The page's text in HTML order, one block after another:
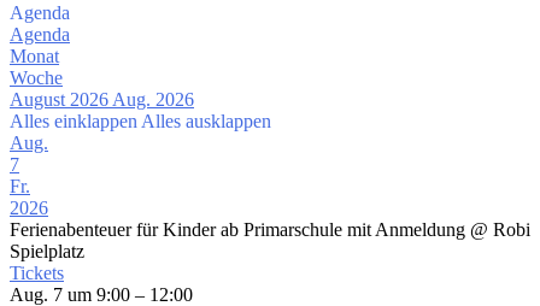
Agenda
Agenda
Monat
Woche
August 2026 Aug. 2026
Alles einklappen Alles ausklappen
Aug.
7
Fr.
2026
Ferienabenteuer für Kinder ab Primarschule mit Anmeldung @ Robi
Spielplatz
Tickets
Aug. 7 um 9:00 – 12:00